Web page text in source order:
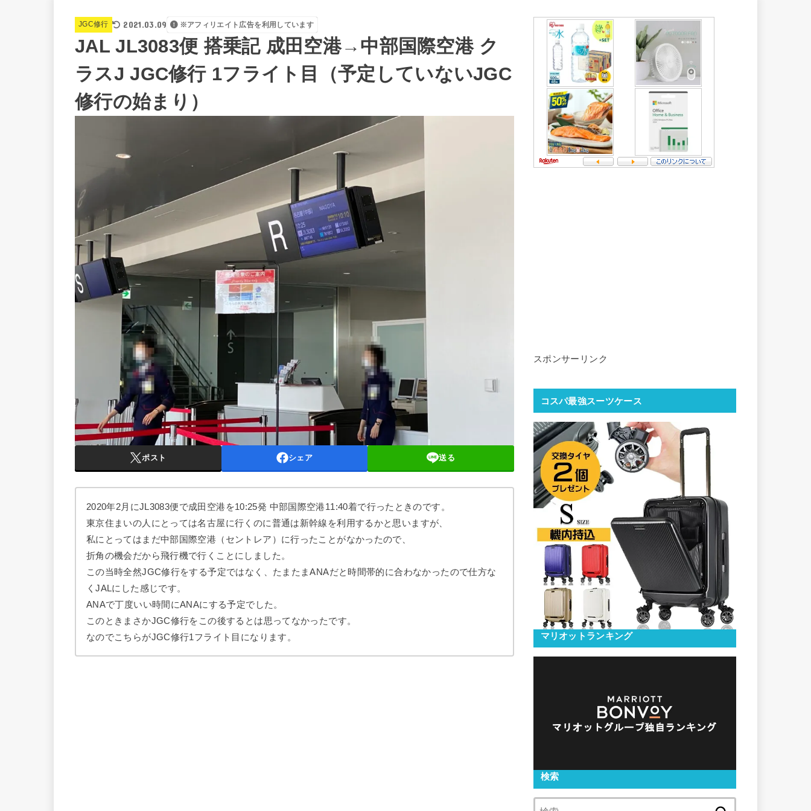
JGC修行 2021.03.09 ※アフィリエイト広告を利用しています
JAL JL3083便 搭乗記 成田空港→中部国際空港 ク
ラスJ JGC修行 1フライト目（予定していないJGC
修行の始まり）
ポスト シェア 送る
2020年2月にJL3083便で成田空港を10:25発 中部国際空港11:40着で行ったときのです。
東京住まいの人にとっては名古屋に行くのに普通は新幹線を利用するかと思いますが、
私にとってはまだ中部国際空港（セントレア）に行ったことがなかったので、
折角の機会だから飛行機で行くことにしました。
この当時全然JGC修行をする予定ではなく、たまたまANAだと時間帯的に合わなかったので仕方な
くJALにした感じです。
ANAで丁度いい時間にANAにする予定でした。
このときまさかJGC修行をこの後するとは思ってなかったです。
なのでこちらがJGC修行1フライト目になります。
スポンサーリンク
コスパ最強スーツケース
マリオットランキング
検索